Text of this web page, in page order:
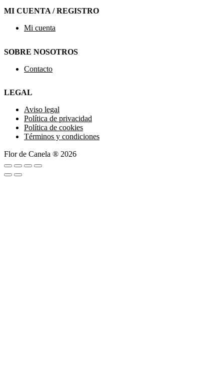
MI CUENTA / REGISTRO
Mi cuenta
SOBRE NOSOTROS
Contacto
LEGAL
Aviso legal
Política de privacidad
Política de cookies
Términos y condiciones
Flor de Canela ® 2026